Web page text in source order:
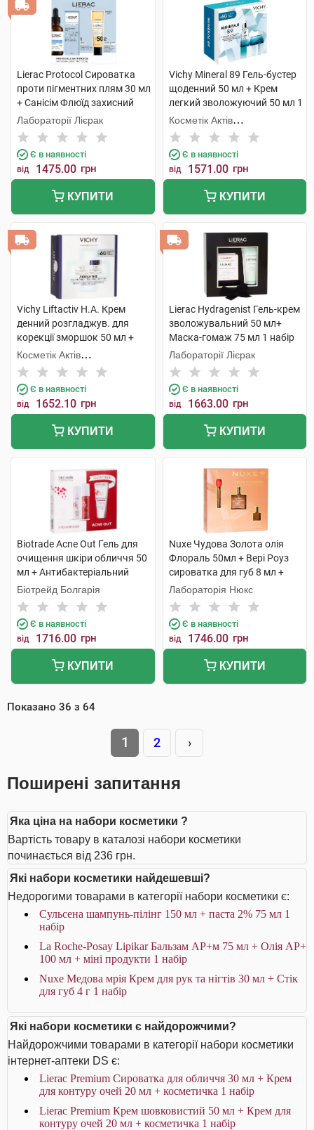
Lierac Protocol Сироватка
проти пігментних плям 30 мл
+ Санісім Флюїд захисний
SPF 50+ 25мл 1 набір
Лабораторії Лієрак
Є в наявності
від 1475.00 грн
КУПИТИ
Vichy Mineral 89 Гель-бустер
щоденний 50 мл + Крем
легкий зволожуючий 50 мл 1
набір
Косметік Актів
Інтернаціональ
Є в наявності
від 1571.00 грн
КУПИТИ
Vichy Liftactiv H.A. Крем
денний розгладжув. для
корекції зморшок 50 мл +
H.A. Крем нічний
розгладжувальний 50 мл 1
набір
Косметік Актів
Інтернаціональ
Є в наявності
від 1652.10 грн
КУПИТИ
Lierac Hydragenist Гель-крем
зволожувальний 50 мл+
Маска-гомаж 75 мл 1 набір
Лабораторії Лієрак
Є в наявності
від 1663.00 грн
КУПИТИ
Biotrade Acne Out Гель для
очищення шкіри обличчя 50
мл + Антибактеріальний
лосьйон 60 мл +
Зволожувальний крем 60 мл
1 набір
Біотрейд Болгарія
Є в наявності
від 1716.00 грн
КУПИТИ
Nuxe Чудова Золота олія
Флораль 50мл + Вері Роуз
сироватка для губ 8 мл +
Олія суха Флораль 10мл 1
набір
Лабораторія Нюкс
Є в наявності
від 1746.00 грн
КУПИТИ
Показано 36 з 64
1 2 ›
Поширені запитання
Яка ціна на набори косметики ?
Вартість товару в каталозі набори косметики
починається від 236 грн.
Які набори косметики найдешевші?
Недорогими товарами в категорії набори косметики є:
Сульсена шампунь-пілінг 150 мл + паста 2% 75 мл 1
набір
La Roche-Posay Lipikar Бальзам AP+м 75 мл + Олія AP+
100 мл + міні продукти 1 набір
Nuxe Медова мрія Крем для рук та нігтів 30 мл + Стік
для губ 4 г 1 набір
Які набори косметики є найдорожчими?
Найдорожчими товарами в категорії набори косметики
інтернет-аптеки DS є:
Lierac Premium Сироватка для обличчя 30 мл + Крем
для контуру очей 20 мл + косметичка 1 набір
Lierac Premium Крем шовковистий 50 мл + Крем для
контуру очей 20 мл + косметичка 1 набір